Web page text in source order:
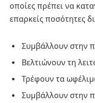
οποίες πρέπει να
επαρκείς ποσότητες
Συμβάλλουν στην
Βελτιώνουν τη
Τρέφουν τα
Συμβάλλουν στην